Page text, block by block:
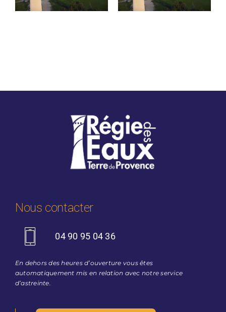
Avenue du Docteur
Nous contacter
04 90 95 04 36
En dehors des heures d’ouverture vous êtes
automatiquement mis en relation avec notre service
d’astreinte.